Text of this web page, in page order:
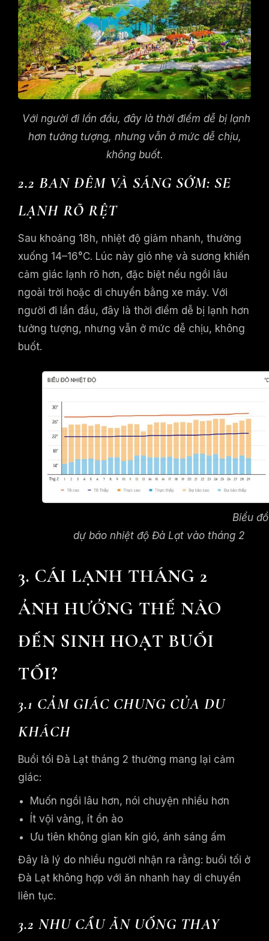
Với người đi lần đầu, đây là thời điểm dễ bị lạnh
hơn tưởng tượng, nhưng vẫn ở mức dễ chịu,
không buốt.
2.2 BAN ĐÊM VÀ SÁNG SỚM: SE
LẠNH RÕ RỆT
Sau khoảng 18h, nhiệt độ giảm nhanh, thường
xuống 14–16°C. Lúc này gió nhẹ và sương khiến
cảm giác lạnh rõ hơn, đặc biệt nếu ngồi lâu
ngoài trời hoặc di chuyển bằng xe máy. Với
người đi lần đầu, đây là thời điểm dễ bị lạnh hơn
tưởng tượng, nhưng vẫn ở mức dễ chịu, không
buốt.
Biểu đồ
dự báo nhiệt độ Đà Lạt vào tháng 2
3. CÁI LẠNH THÁNG 2
ẢNH HƯỞNG THẾ NÀO
ĐẾN SINH HOẠT BUỔI
TỐI?
3.1 CẢM GIÁC CHUNG CỦA DU
KHÁCH
Buổi tối Đà Lạt tháng 2 thường mang lại cảm
giác:
Muốn ngồi lâu hơn, nói chuyện nhiều hơn
Ít vội vàng, ít ồn ào
Ưu tiên không gian kín gió, ánh sáng ấm
Đây là lý do nhiều người nhận ra rằng: buổi tối ở
Đà Lạt không hợp với ăn nhanh hay di chuyển
liên tục.
3.2 NHU CẦU ĂN UỐNG THAY